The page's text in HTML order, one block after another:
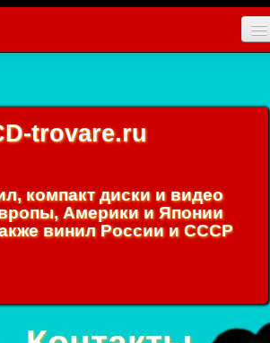
прибамбасы
trovare.ru
компакт диски и видео
Америки и Японии
винил России и СССР